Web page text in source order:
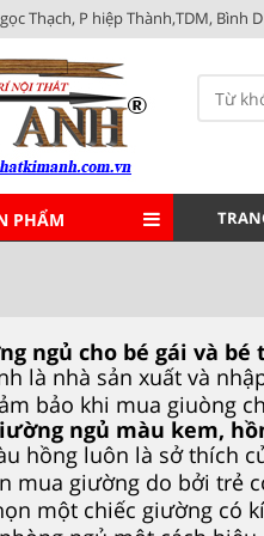
Thạch, P hiệp Thành,TDM, Bình
PHẨM
ngủ cho bé gái và
là nhà sản xuất và
bảo khi mua giuòng
ngủ màu kem,
hồng luôn là sở thích
mua giường do bởi trẻ
một chiếc giường có